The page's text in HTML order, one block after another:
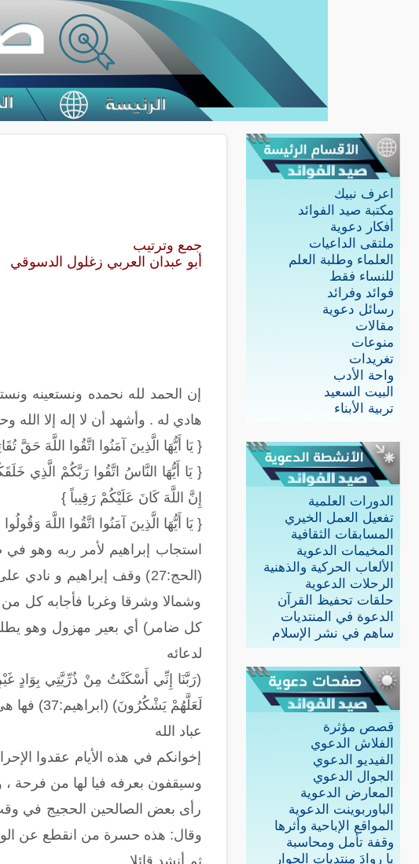
اعرف نبيك
مكتبة صيد الفوائد
أفكار دعوية
ملتقى الداعيات
العلماء وطلبة العلم
للنساء فقط
فوائد وفرائد
رسائل دعوية
مقالات
منوعات
تغريدات
واحة الأدب
البيت السعيد
تربية الأبناء
الدورات العلمية
تفعيل العمل الخيري
المسابقات الثقافية
المخيمات الدعوية
الألعاب الحركية والذهنية
الرحلات الدعوية
حلقات تحفيظ القرآن
الدعوة في المنتديات
ساهم في نشر الإسلام
قصص مؤثرة
الفلاش الدعوي
الفيديو الدعوي
الجوال الدعوي
المعارض الدعوية
الباوربوينت الدعوية
المواقع الإباحية وأثرها
وقفة تأمل ومحاسبة
يا روادَ منتديات الحوار
جمع وترتيب
أبو عبدان العربي زغلول الدسوقي
إن الحمد لله نحمده ونستعينه
هادي له . وأشهد أن لا إله إلا
{ يَا أَيُّهَا الَّذِينَ آمَنُوا اتَّقُوا اللَّهَ حَقَّ
{ يَا أَيُّهَا النَّاسُ اتَّقُوا رَبَّكُمْ الَّذِي
إِنَّ اللَّهَ كَانَ عَلَيْكُمْ رَقِيباً }
{ يَا أَيُّهَا الَّذِينَ آمَنُوا اتَّقُوا اللَّهَ
استجاب إبراهيم لأمر ربه وهو
(الحج:27) وقف إبراهيم و
وشمالا وشرقا وغربا فأجابه كل
كل ضامر) أي بعير مهزول وهو
لدعائه
(رَبَّنَا إِنِّي أَسْكَنْتُ مِنْ ذُرِّيَّتِي بِوَادٍ
لَعَلَّهُمْ يَشْكُرُونَ) (ابراهيم:37) فها هي قلوب المؤمنين تهوي إليه كم دعا نبي الله إبراهيم
عباد الله
إخوانكم في هذه الأيام عقدوا
وسيقفون بعرفه فيا لها من فرحة ،
رأى بعض الصالحين الحجيج في
وقال: هذه حسرة من انقطع عن
ثم أنشد قائلاٍ